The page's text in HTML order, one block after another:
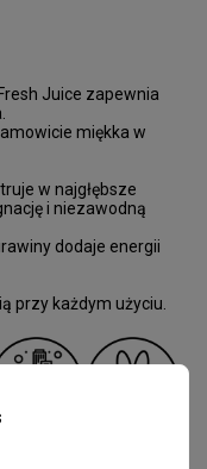
Juice zapewnia
miękka w
w najgłębsze
i niezawodną
dodaje energii
przy każdym użyciu.